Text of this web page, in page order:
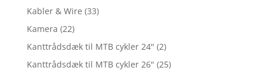
Kabler & Wire (33)
Kamera (22)
Kanttrådsdæk til MTB cykler 24" (2)
Kanttrådsdæk til MTB cykler 26" (25)